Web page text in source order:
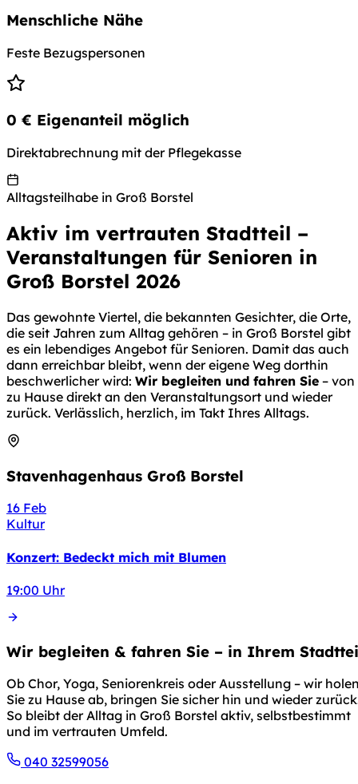
Menschliche Nähe
Feste Bezugspersonen
0 € Eigenanteil möglich
Direktabrechnung mit der Pflegekasse
Alltagsteilhabe in Groß Borstel
Aktiv im vertrauten Stadtteil –
Veranstaltungen für Senioren in
Groß Borstel 2026
Das gewohnte Viertel, die bekannten Gesichter, die Orte,
die seit Jahren zum Alltag gehören – in Groß Borstel gibt
es ein lebendiges Angebot für Senioren. Damit das auch
dann erreichbar bleibt, wenn der eigene Weg dorthin
beschwerlicher wird: Wir begleiten und fahren Sie – von
zu Hause direkt an den Veranstaltungsort und wieder
zurück. Verlässlich, herzlich, im Takt Ihres Alltags.
Stavenhagenhaus Groß Borstel
16 Feb
Kultur
Konzert: Bedeckt mich mit Blumen
19:00 Uhr
Wir begleiten & fahren Sie – in Ihrem
Ob Chor, Yoga, Seniorenkreis oder Ausstellung – wir
Sie zu Hause ab, bringen Sie sicher hin und wieder
So bleibt der Alltag in Groß Borstel aktiv, selbstbestimmt
und im vertrauten Umfeld.
040 32599056